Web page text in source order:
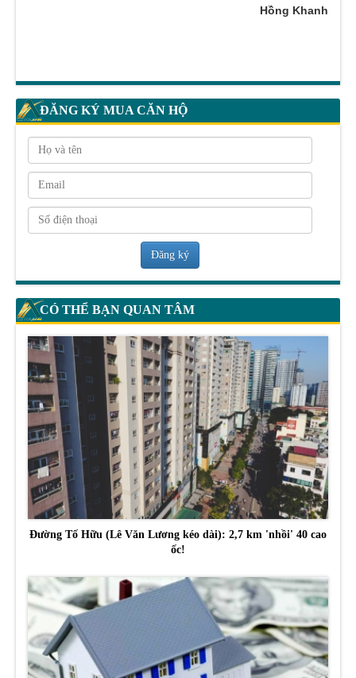
Hồng Khanh
ĐĂNG KÝ MUA CĂN HỘ
Đăng ký
CÓ THỂ BẠN QUAN TÂM
Đường Tố Hữu (Lê Văn Lương kéo dài): 2,7 km 'nhồi' 40 cao
ốc!